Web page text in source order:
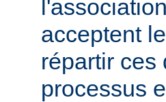
acceptent
répartir ces
processus